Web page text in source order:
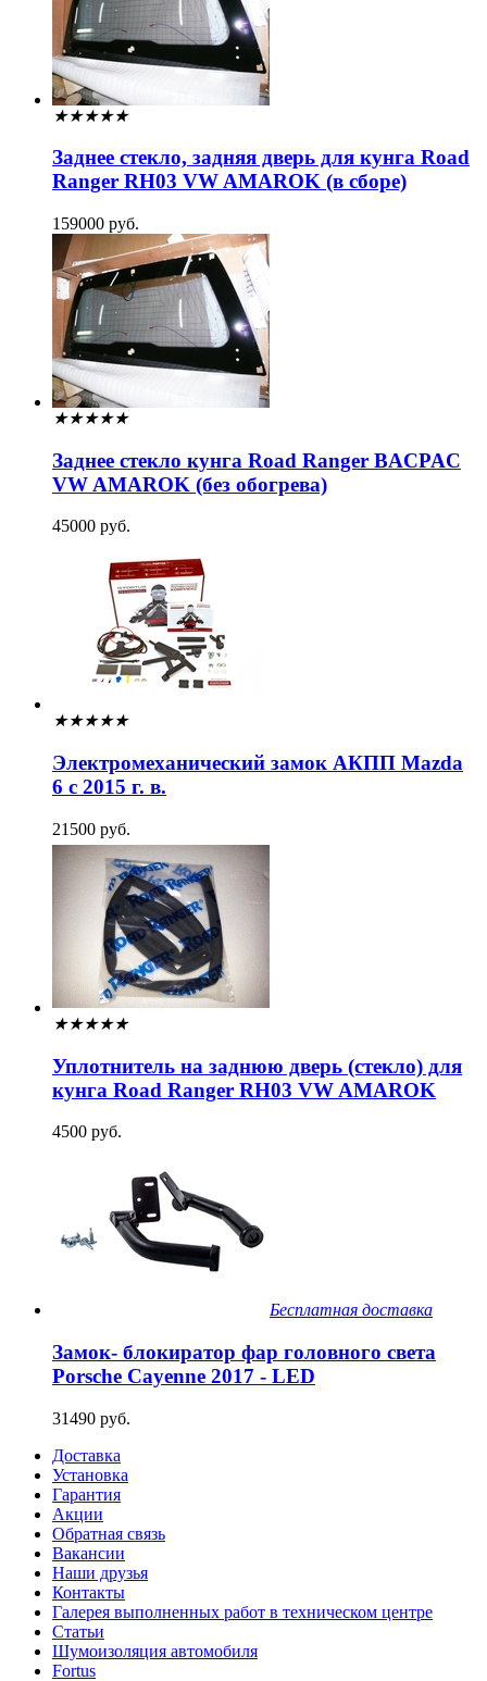
★★★★★
Заднее стекло, задняя дверь для кунга Road
Ranger RH03 VW AMAROK (в сборе)
159000 руб.
★★★★★
Заднее стекло кунга Road Ranger BACPAC
VW AMAROK (без обогрева)
45000 руб.
★★★★★
Электромеханический замок АКПП Mazda
6 с 2015 г. в.
21500 руб.
★★★★★
Уплотнитель на заднюю дверь (стекло) для
кунга Road Ranger RH03 VW AMAROK
4500 руб.
Бесплатная доставка
Замок- блокиратор фар головного света
Porsche Cayenne 2017 - LED
31490 руб.
Доставка
Установка
Гарантия
Акции
Обратная связь
Вакансии
Наши друзья
Контакты
Галерея выполненных работ в техническом центре
Статьи
Шумоизоляция автомобиля
Fortus